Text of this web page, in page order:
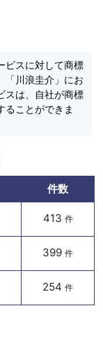
ビスに対して商標
「川浪圭介」にお
スは、自社が商標
ることができま
件数
413 件
399 件
254 件